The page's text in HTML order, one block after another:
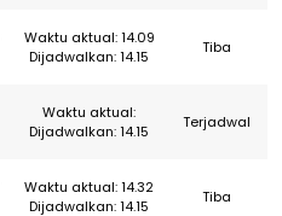
Waktu aktual: 14.09
Dijadwalkan: 14.15
Tiba
Waktu aktual:
Dijadwalkan: 14.15
Terjadwal
Waktu aktual: 14.32
Dijadwalkan: 14.15
Tiba